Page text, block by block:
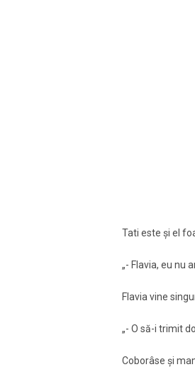
Tati este și el
„- Flavia, eu nu
Flavia vine
„- O să-i trimit
Coborâse și